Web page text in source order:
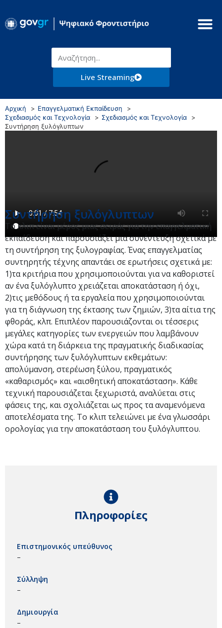
Live Streaming
Αρχική
Επαγγελματική Εκπαίδευση
Σχεδιασμός και Τεχνολογία
Σχεδιασμός και Τεχνολογία
Συντήρηση ξυλόγλυπτων
Συντήρηση ξυλόγλυπτων
Το κλιπ είναι μέρος μιας σειράς για την επαγγελματική
εκπαίδευση και παρουσιάζει μια συνέντευξη σχετικά με
τη συντήρηση της ξυλογραφίας. Ένας επαγγελματίας
συντηρητής τέχνης απαντάει σε ερωτήσεις σχετικά με:
1)τα κριτήρια που χρησιμοποιούνται για να καθοριστεί
αν ένα ξυλόγλυπτο χρειάζεται αποκατάσταση ή όχι,
2)τις μεθόδους ή τα εργαλεία που χρησιμοποιούνται
για τη διάγνωση της έκτασης των ζημιών, 3)τα αίτια της
φθοράς, κλπ. Επιπλέον παρουσιάζονται οι τέσσερις
μεγάλες κατηγορίες των ενεργειών που λαμβάνουν
χώρα κατά τη διάρκεια της πραγματικής διαδικασίας
συντήρησης των ξυλόγλυπτων εκθεμάτων:
απολύμανση, στερέωση ξύλου, πραγματικός
«καθαρισμός» και «αισθητική αποκατάσταση». Κάθε
τεχνική παρουσιάζεται ξεχωριστά, αναλύεται στις
φάσεις της, και σχολιάζεται ως προς τα αναμενόμενα
αποτελέσματα της. Το κλιπ τελειώνει με ένα γλωσσάρι
ορολογίας για την αποκατάσταση του ξυλόγλυπτου.
Πληροφορίες
Επιστημονικός υπεύθυνος
–
Σύλληψη
–
Δημιουργία
–